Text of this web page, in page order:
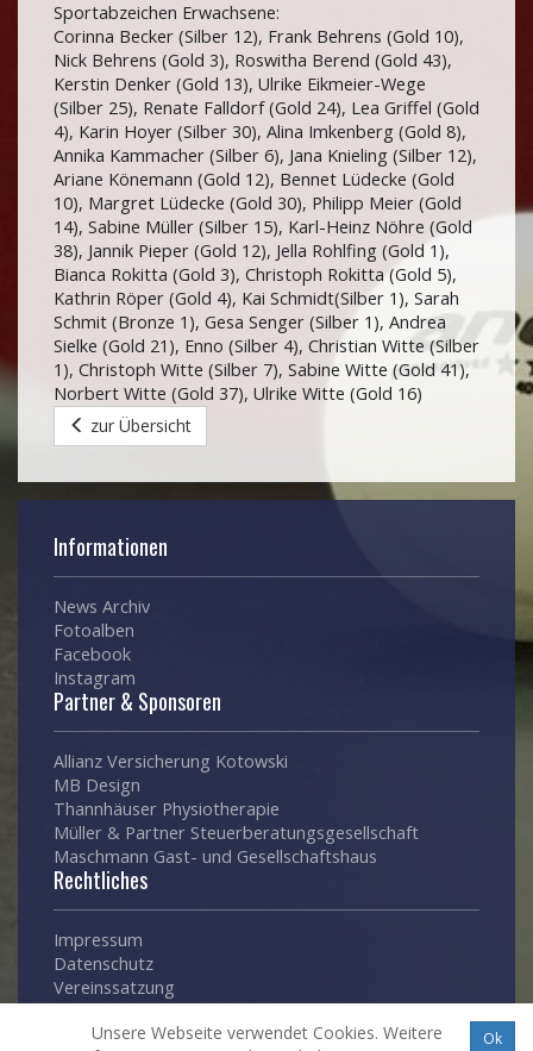
Sportabzeichen Erwachsene:
Corinna Becker (Silber 12), Frank Behrens (Gold 10),
Nick Behrens (Gold 3), Roswitha Berend (Gold 43),
Kerstin Denker (Gold 13), Ulrike Eikmeier-Wege
(Silber 25), Renate Falldorf (Gold 24), Lea Griffel (Gold
4), Karin Hoyer (Silber 30), Alina Imkenberg (Gold 8),
Annika Kammacher (Silber 6), Jana Knieling (Silber 12),
Ariane Könemann (Gold 12), Bennet Lüdecke (Gold
10), Margret Lüdecke (Gold 30), Philipp Meier (Gold
14), Sabine Müller (Silber 15), Karl-Heinz Nöhre (Gold
38), Jannik Pieper (Gold 12), Jella Rohlfing (Gold 1),
Bianca Rokitta (Gold 3), Christoph Rokitta (Gold 5),
Kathrin Röper (Gold 4), Kai Schmidt(Silber 1), Sarah
Schmit (Bronze 1), Gesa Senger (Silber 1), Andrea
Sielke (Gold 21), Enno (Silber 4), Christian Witte (Silber
1), Christoph Witte (Silber 7), Sabine Witte (Gold 41),
Norbert Witte (Gold 37), Ulrike Witte (Gold 16)
zur Übersicht
Informationen
News Archiv
Fotoalben
Facebook
Instagram
Partner & Sponsoren
Allianz Versicherung Kotowski
MB Design
Thannhäuser Physiotherapie
Müller & Partner Steuerberatungsgesellschaft
Maschmann Gast- und Gesellschaftshaus
Rechtliches
Impressum
Datenschutz
Vereinssatzung
Unsere Webseite verwendet Cookies. Weitere
Ok